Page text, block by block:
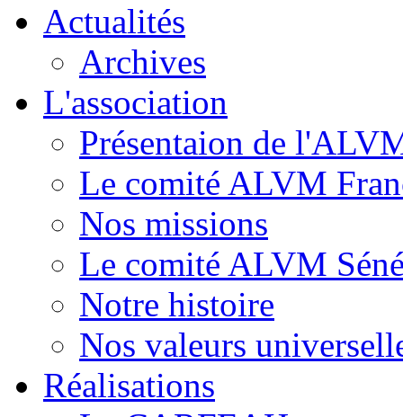
Actualités
Archives
L'association
Présentaion de
Le comité ALVM
Nos missions
Le comité ALVM
Notre histoire
Nos valeurs
Réalisations